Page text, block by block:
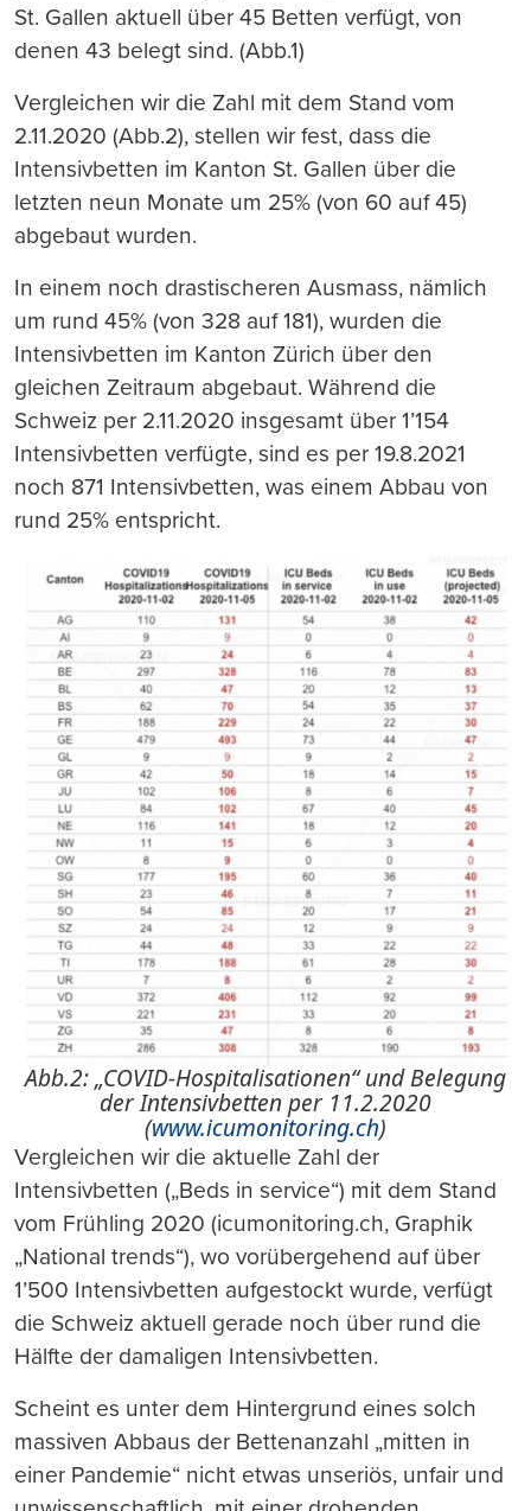
St. Gallen aktuell über 45 Betten verfügt, von
denen 43 belegt sind. (Abb.1)
Vergleichen wir die Zahl mit dem Stand vom
2.11.2020 (Abb.2), stellen wir fest, dass die
Intensivbetten im Kanton St. Gallen über die
letzten neun Monate um 25% (von 60 auf 45)
abgebaut wurden.
In einem noch drastischeren Ausmass, nämlich
um rund 45% (von 328 auf 181), wurden die
Intensivbetten im Kanton Zürich über den
gleichen Zeitraum abgebaut. Während die
Schweiz per 2.11.2020 insgesamt über 1’154
Intensivbetten verfügte, sind es per 19.8.2021
noch 871 Intensivbetten, was einem Abbau von
rund 25% entspricht.
Abb.2: „COVID-Hospitalisationen“ und Belegung
der Intensivbetten per 11.2.2020
(www.icumonitoring.ch)
Vergleichen wir die aktuelle Zahl der
Intensivbetten („Beds in service“) mit dem Stand
vom Frühling 2020 (icumonitoring.ch, Graphik
„National trends“), wo vorübergehend auf über
1’500 Intensivbetten aufgestockt wurde, verfügt
die Schweiz aktuell gerade noch über rund die
Hälfte der damaligen Intensivbetten.
Scheint es unter dem Hintergrund eines solch
massiven Abbaus der Bettenanzahl „mitten in
einer Pandemie“ nicht etwas unseriös, unfair und